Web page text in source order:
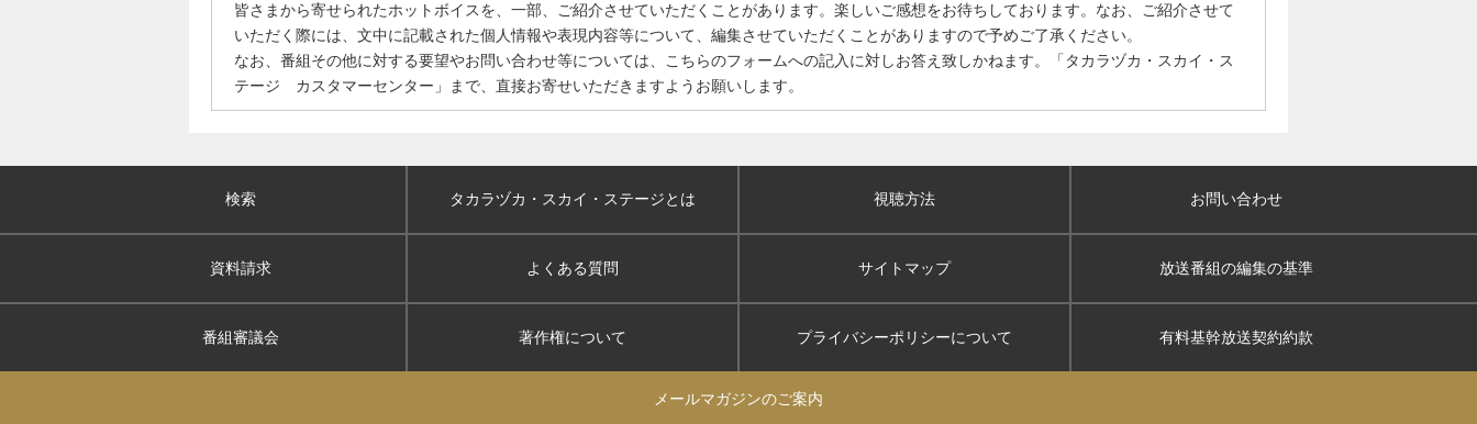
皆さまから寄せられたホットボイスを、一部、ご紹介させていただくことがあります。楽しいご感想をお待ちしております。なお、ご紹介させて
いただく際には、文中に記載された個人情報や表現内容等について、編集させていただくことがありますので予めご了承ください。
なお、番組その他に対する要望やお問い合わせ等については、こちらのフォームへの記入に対しお答え致しかねます。「タカラヅカ・スカイ・ス
テージ カスタマーセンター」まで、直接お寄せいただきますようお願いします。
検索 タカラヅカ・スカイ ・ステージとは 視聴方法 お問い合わせ
資料請求 よくある質問 サイトマップ 放送番組の編集の基準
番組審議会 著作権について プライバシーポリシーについて 有料基幹放送契約約款
メールマガジンのご案内